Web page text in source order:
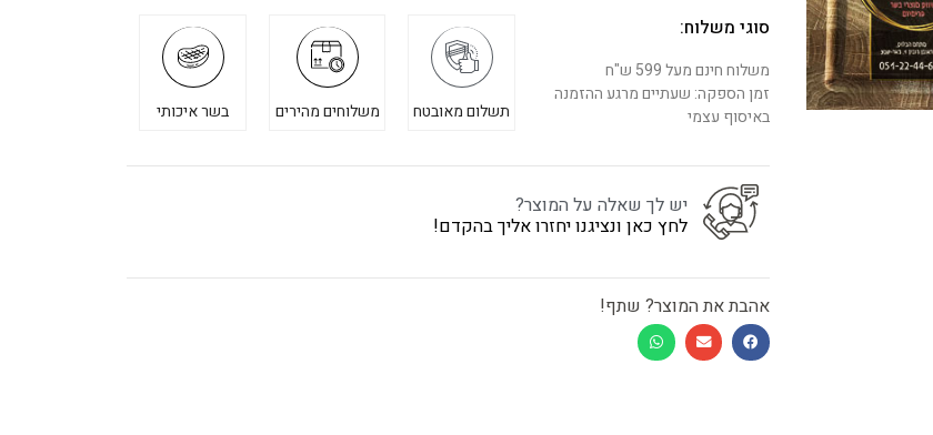
סוגי משלוח:
משלוח חינם מעל 599 ש"ח
זמן הספקה: שעתיים מרגע ההזמנה
באיסוף עצמי
תשלום מאובטח משלוחים מהירים בשר איכותי
יש לך שאלה על המוצר?
לחץ כאן ונציגנו יחזרו אליך בהקדם!
אהבת את המוצר? שתף!